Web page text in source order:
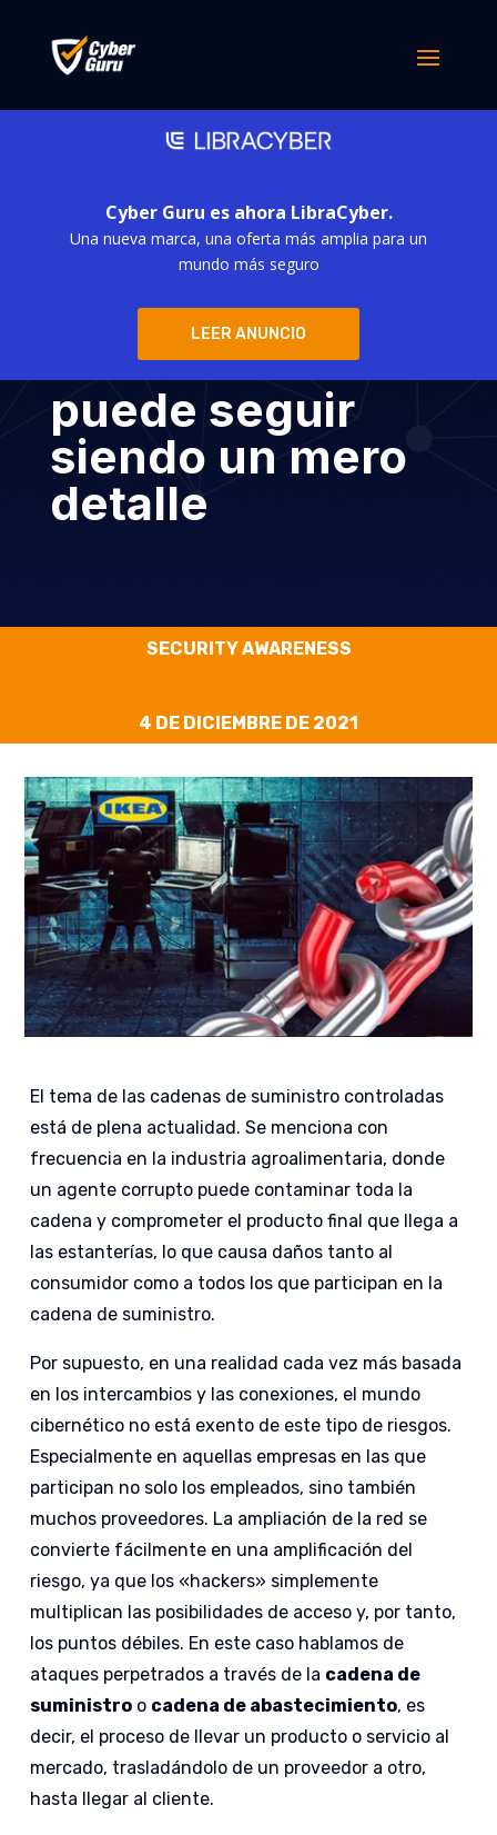
Cyber Guru es ahora LibraCyber.
Una nueva marca, una oferta más amplia para un
mundo más seguro
LEER ANUNCIO
La seguridad en
la cadena de
suministro no
puede seguir
siendo un mero
detalle
SECURITY AWARENESS
4 DE DICIEMBRE DE 2021
El tema de las cadenas de suministro controladas
está de plena actualidad. Se menciona con
frecuencia en la industria agroalimentaria, donde
un agente corrupto puede contaminar toda la
cadena y comprometer el producto final que llega a
las estanterías, lo que causa daños tanto al
consumidor como a todos los que participan en la
cadena de suministro.
Por supuesto, en una realidad cada vez más basada
en los intercambios y las conexiones, el mundo
cibernético no está exento de este tipo de riesgos.
Especialmente en aquellas empresas en las que
participan no solo los empleados, sino también
muchos proveedores. La ampliación de la red se
convierte fácilmente en una amplificación del
riesgo, ya que los «hackers» simplemente
multiplican las posibilidades de acceso y, por tanto,
los puntos débiles. En este caso hablamos de
ataques perpetrados a través de la cadena de
suministro o cadena de abastecimiento, es
decir, el proceso de llevar un producto o servicio al
mercado, trasladándolo de un proveedor a otro,
hasta llegar al cliente.